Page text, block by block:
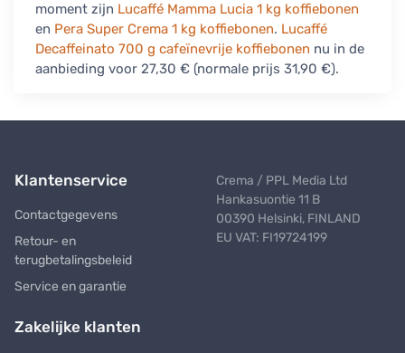
moment zijn Lucaffé Mamma Lucia 1 kg koffiebonen
en Pera Super Crema 1 kg koffiebonen. Lucaffé
Decaffeinato 700 g cafeïnevrije koffiebonen nu in de
aanbieding voor 27,30 € (normale prijs 31,90 €).
Klantenservice
Contactgegevens
Retour- en
terugbetalingsbeleid
Service en garantie
Zakelijke klanten
Crema / PPL Media Ltd
Hankasuontie 11 B
00390 Helsinki, FINLAND
EU VAT: FI19724199